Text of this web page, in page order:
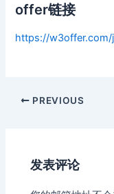
offer链接
https://
Post
PREVIOUS
发表评论